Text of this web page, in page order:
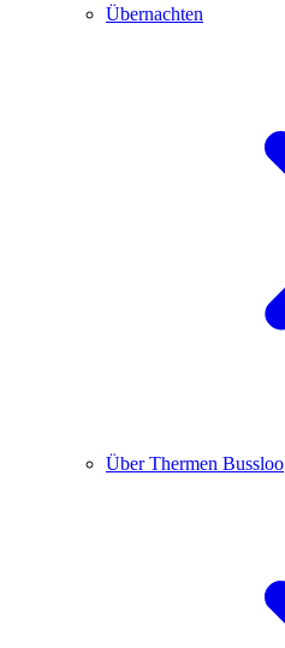
Übernachten
Über Thermen Bussloo